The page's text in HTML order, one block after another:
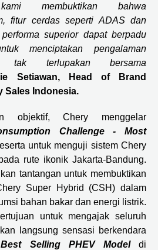
kami membuktikan bahwa
fitur cerdas seperti ADAS dan
superior dapat berpadu
menciptakan pengalaman
tak terlupakan bersama
Setiawan, Head of Brand
Sales Indonesia.
objektif, Chery menggelar
Challenge - Most
untuk menguji sistem Chery
rute ikonik Jakarta-Bandung.
tantangan untuk membuktikan
Super Hybrid (CSH) dalam
bahan bakar dan energi listrik.
untuk mengajak seluruh
langsung sensasi berkendara
Selling PHEV Modeldi